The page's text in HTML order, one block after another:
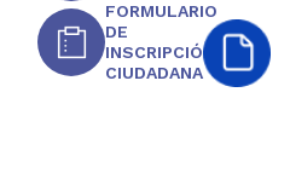
FORMULARIO
DE
INSCRIPCIÓN
CIUDADANA